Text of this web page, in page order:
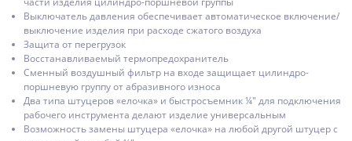
Выключатель давления обеспечивает автоматическое включение/
выключение изделия при расходе сжатого воздуха
Защита от перегрузок
Восстанавливаемый термопредохранитель
Сменный воздушный фильтр на входе защищает цилиндро-
поршневую группу от абразивного износа
Два типа штуцеров «елочка» и быстросъемник ¼″ для подключения
рабочего инструмента делают изделие универсальным
Возможность замены штуцера «елочка» на любой другой штуцер с